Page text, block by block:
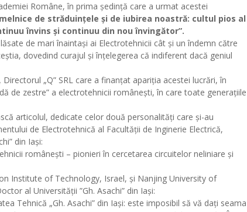
Române, în prima ședință care a urmat acestei
de străduințele și de iubirea noastră: cultul pios al
învins și continuu din nou învingător”.
de mari înaintași ai Electrotehnicii cât și un îndemn către
dovedind curajul și înțelegerea că indiferent dacă geniul
„Q” SRL care a finanțat apariția acestei lucrări, în
de zestre” a electrotehnicii românești, în care toate generațiile
articolul, dedicate celor două personalități care și-au
de Electrotehnică al Facultății de Inginerie Electrică,
din Iași:
românești – pionieri în cercetarea circuitelor neliniare și
Institute of Technology, Israel, și Nanjing University of
al Universității ”Gh. Asachi” din Iași:
Tehnică „Gh. Asachi” din Iași: este imposibil să vă dați seama